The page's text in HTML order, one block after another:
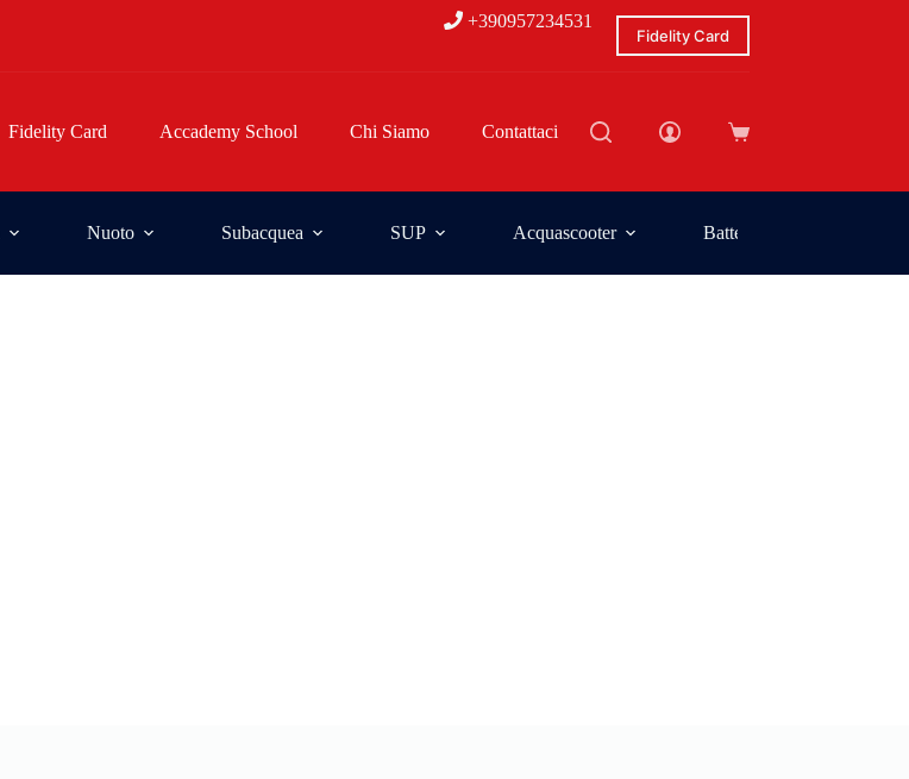
+390957234531
Fidelity Card
Fidelity Card Accademy School Chi Siamo Contattaci
Nuoto Subacquea SUP Acquascooter Batterie